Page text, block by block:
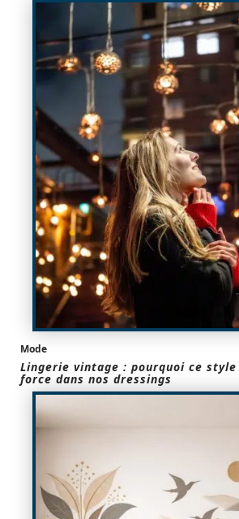
Mode
Lingerie vintage : pourquoi ce
force dans nos dressings